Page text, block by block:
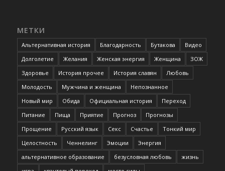
МЕТКИ
Альтернативная история Благодарность Бутакова
Видео
Долголетие
Желания Женская энергия Женщина
ЗОЖ
Здоровье
История прочее История славян
Любовь
Молодость
Мужчина и женщина
Непознанное
Новый мир
Обида Официальная история
Переход
Питание
Пища Приятие Прогноз
Прогнозы
Прощение
Русский язык Секс Счастье
Тонкий мир
Целостность
Ченнелинг Эмоции
Энергия
альтернативное образование
безусловная любовь
жизнь